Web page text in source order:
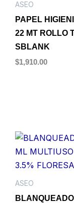
ASEO
PAPEL
22 MT ROLLO
SBLANK
$1,910.00
ASEO